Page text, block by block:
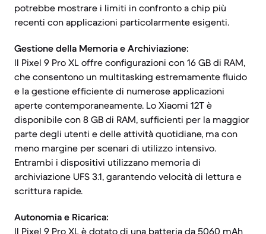
potrebbe mostrare i limiti in confronto a chip più
recenti con applicazioni particolarmente esigenti.
Gestione della Memoria e Archiviazione:
Il Pixel 9 Pro XL offre configurazioni con 16 GB di RAM,
che consentono un multitasking estremamente fluido
e la gestione efficiente di numerose applicazioni
aperte contemporaneamente. Lo Xiaomi 12T è
disponibile con 8 GB di RAM, sufficienti per la maggior
parte degli utenti e delle attività quotidiane, ma con
meno margine per scenari di utilizzo intensivo.
Entrambi i dispositivi utilizzano memoria di
archiviazione UFS 3.1, garantendo velocità di lettura e
scrittura rapide.
Autonomia e Ricarica:
Il Pixel 9 Pro XL è dotato di una batteria da 5060 mAh